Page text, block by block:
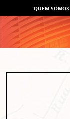
QUEM SOMOS